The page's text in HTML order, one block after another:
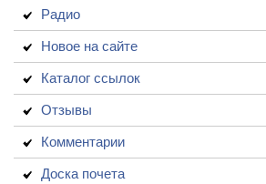
Радио
Новое на сайте
Каталог ссылок
Отзывы
Комментарии
Доска почета